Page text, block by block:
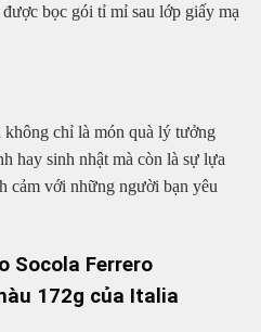
bọc gói tỉ mỉ sau lớp giấy mạ
không chỉ là món quà lý tưởng
hay sinh nhật mà còn là sự lựa
cảm với những người bạn yêu
Socola Ferrero
172g của Italia